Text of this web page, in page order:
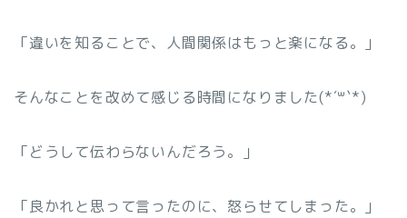
「違いを知ることで、人間関係はもっと楽になる。」
そんなことを改めて感じる時間になりました(*´꒳`*)
「どうして伝わらないんだろう。」
「良かれと思って言ったのに、怒らせてしまった。」